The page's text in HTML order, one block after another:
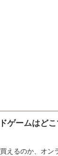
ゲームはど
えるのか、オン